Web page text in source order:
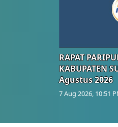
RAPAT
KABUPATEN
Agustus 2026
7 Aug 2026, 10:51